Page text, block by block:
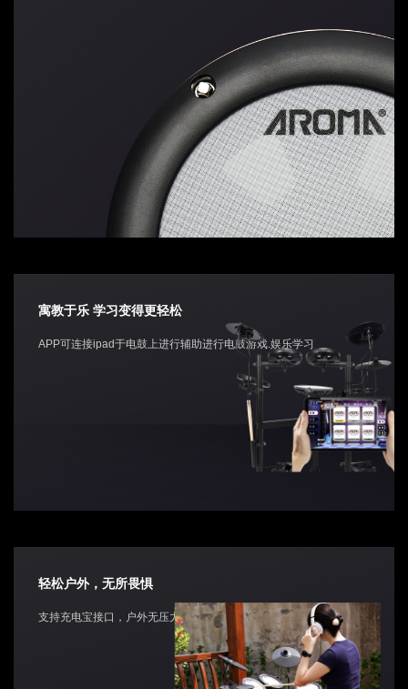
寓教于乐 学习变得更轻松
APP可连接ipad于电鼓上进行辅助进行电鼓游戏.娱乐学习
轻松户外，无所畏惧
支持充电宝接口，户外无压力